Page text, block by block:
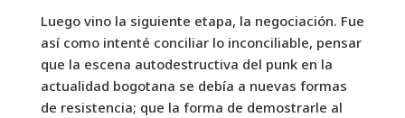
Luego vino la siguiente etapa, la negociación. Fue
así como intenté conciliar lo inconciliable, pensar
que la escena autodestructiva del punk en la
actualidad bogotana se debía a nuevas formas
de resistencia; que la forma de demostrarle al